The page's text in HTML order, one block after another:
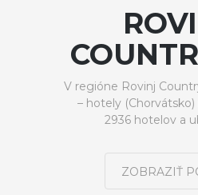
V regióne Rovinj
– hotely
2936 hotelov a
ZOBRAZIŤ